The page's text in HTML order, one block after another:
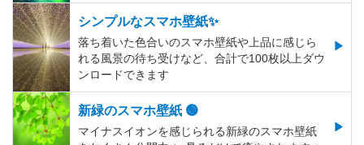
シンプルなスマホ壁紙✨
落ち着いた色合いのスマホ壁紙や上品に感じら
れる風景の待ち受けなど、合計で100枚以上ダウ
ンロードできます
新緑のスマホ壁紙 🟢
マイナスイオンを感じられる新緑のスマホ壁紙